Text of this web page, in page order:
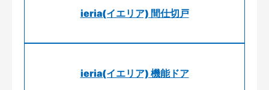
ieria(イエリア) 間仕切戸
ieria(イエリア) 機能ドア